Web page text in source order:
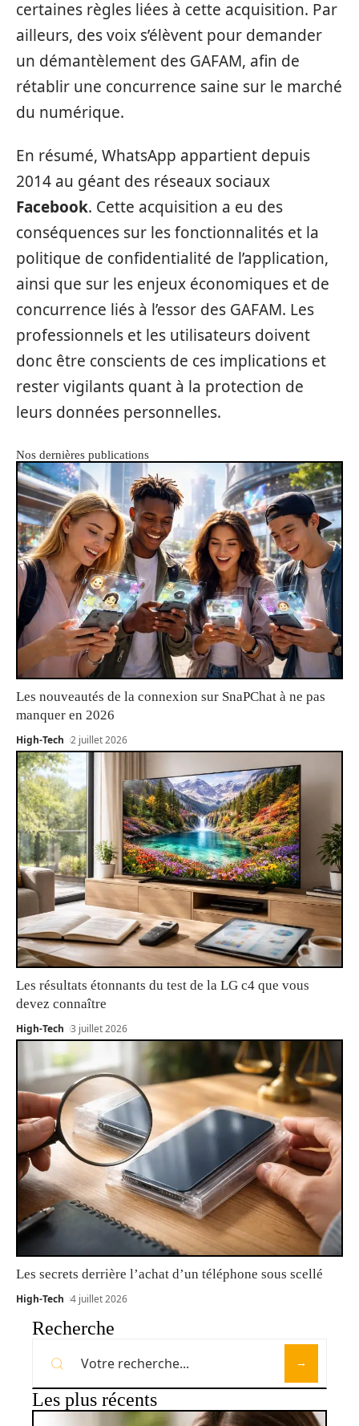
certaines règles liées à cette acquisition. Par
ailleurs, des voix s’élèvent pour demander
un démantèlement des GAFAM, afin de
rétablir une concurrence saine sur le marché
du numérique.
En résumé, WhatsApp appartient depuis
2014 au géant des réseaux sociaux
Facebook. Cette acquisition a eu des
conséquences sur les fonctionnalités et la
politique de confidentialité de l’application,
ainsi que sur les enjeux économiques et de
concurrence liés à l’essor des GAFAM. Les
professionnels et les utilisateurs doivent
donc être conscients de ces implications et
rester vigilants quant à la protection de
leurs données personnelles.
Nos dernières publications
Les nouveautés de la connexion sur SnaPChat à ne pas
manquer en 2026
High-Tech 2 juillet 2026
Les résultats étonnants du test de la LG c4 que vous
devez connaître
High-Tech 3 juillet 2026
Les secrets derrière l’achat d’un téléphone sous scellé
High-Tech 4 juillet 2026
Recherche
Les plus récents